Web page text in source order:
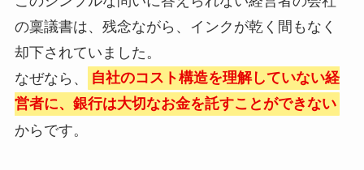
の稟議書は、残念ながら、インクが乾く間もなく
却下されていました。
なぜなら、
自社のコスト構造を理解していない経
営者に、銀行は大切なお金を託すことができない
からです。